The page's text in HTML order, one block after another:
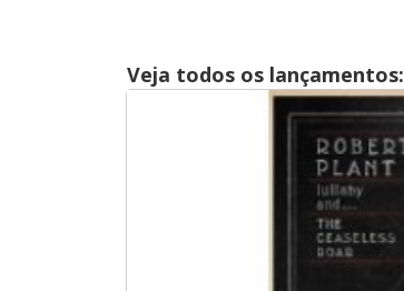
Veja todos os lançamentos: